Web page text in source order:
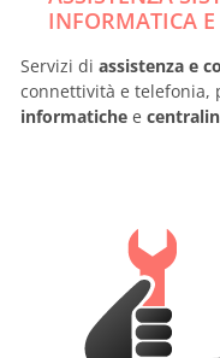
INFORMATICA
Servizi di assistenza e
connettività e telefonia,
informatiche e